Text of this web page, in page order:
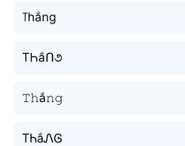
꓄hắng
TҺắՈ૭
𝚃𝚑ắ𝚗𝚐
TᏂắᏁᎶ